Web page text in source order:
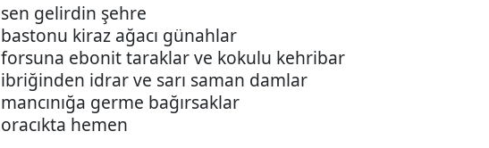
sen gelirdin şehre
bastonu kiraz ağacı günahlar
forsuna ebonit taraklar ve kokulu kehribar
ibriğinden idrar ve sarı saman damlar
mancınığa germe bağırsaklar
oracıkta hemen